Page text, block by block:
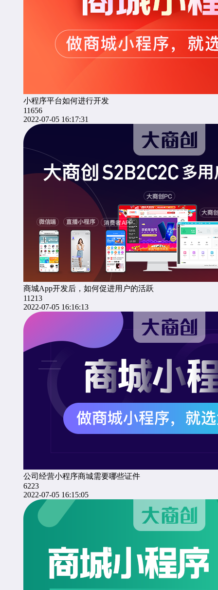
小程序平台如何进行开发
11656
2022-07-05 16:17:31
商城App开发后，如何促进用户的活跃
11213
2022-07-05 16:16:13
公司经营小程序商城需要哪些证件
6223
2022-07-05 16:15:05